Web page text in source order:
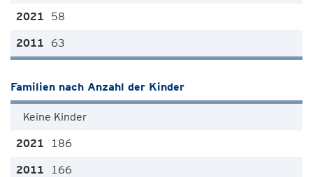
58
63
Familien nach Anzahl der Kinder
Keine Kinder
186
166